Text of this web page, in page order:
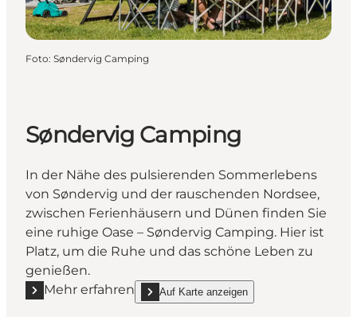
Foto: Søndervig Camping
Søndervig Camping
In der Nähe des pulsierenden Sommerlebens
von Søndervig und der rauschenden Nordsee,
zwischen Ferienhäusern und Dünen finden Sie
eine ruhige Oase – Søndervig Camping. Hier ist
Platz, um die Ruhe und das schöne Leben zu
genießen.
Mehr erfahren
Mehr erfahren "Søndervig Camping"
Auf Karte anzeigen
show Søndervig Camping on_map